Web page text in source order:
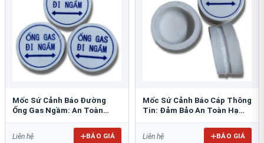
Mốc Sứ Cảnh Báo Đường
Ống Gas Ngầm: An Toàn
Liên hệ BÁO GIÁ
Mốc Sứ Cảnh Báo Cáp Thông
Tin: Đảm Bảo An Toàn Hạ
Liên hệ BÁO GIÁ